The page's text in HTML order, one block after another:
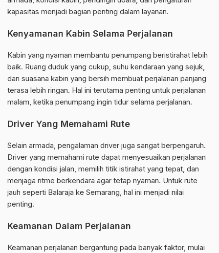
kapasitas menjadi bagian penting dalam layanan.
Kenyamanan Kabin Selama Perjalanan
Kabin yang nyaman membantu penumpang beristirahat lebih
baik. Ruang duduk yang cukup, suhu kendaraan yang sejuk,
dan suasana kabin yang bersih membuat perjalanan panjang
terasa lebih ringan. Hal ini terutama penting untuk perjalanan
malam, ketika penumpang ingin tidur selama perjalanan.
Driver Yang Memahami Rute
Selain armada, pengalaman driver juga sangat berpengaruh.
Driver yang memahami rute dapat menyesuaikan perjalanan
dengan kondisi jalan, memilih titik istirahat yang tepat, dan
menjaga ritme berkendara agar tetap nyaman. Untuk rute
jauh seperti Balaraja ke Semarang, hal ini menjadi nilai
penting.
Keamanan Dalam Perjalanan
Keamanan perjalanan bergantung pada banyak faktor, mulai